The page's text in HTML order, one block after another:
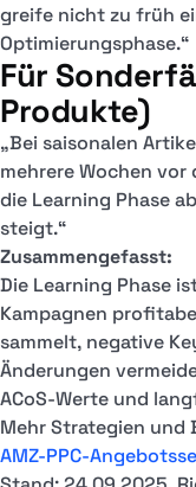
greife nicht zu früh
Optimierungsphase.“
Für
Produkte)
„Bei saisonalen
mehrere Wochen
die Learning Phase
steigt.“
Zusammengefasst:
Die Learning Phase
Kampagnen
sammelt, negative
Änderungen
ACoS-Werte und
Mehr Strategien und
AMZ-PPC-